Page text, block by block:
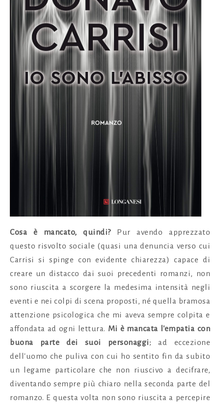
Cosa è mancato, quindi?Pur avendo apprezzato
questo risvolto sociale (quasi una denuncia verso cui
Carrisi si spinge con evidente chiarezza) capace di
creare un distacco dai suoi precedenti romanzi, non
sono riuscita a scorgere la medesima intensità negli
eventi e nei colpi di scena proposti, né quella bramosa
attenzione psicologica che mi aveva sempre colpita e
affondata ad ogni lettura. Mi è mancata l'empatia con
buona parte dei suoi personaggi; ad eccezione
dell'uomo che puliva con cui ho sentito fin da subito
un legame particolare che non riuscivo a decifrare,
diventando sempre più chiaro nella seconda parte del
romanzo. E questa volta non sono riuscita a percepire